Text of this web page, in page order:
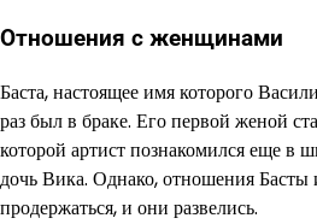
Отношения с женщинами
Баста, настоящее имя которого
раз был в браке. Его первой женой
которой артист познакомился еще в
дочь Вика. Однако, отношения Басты
продержаться, и они развелись.